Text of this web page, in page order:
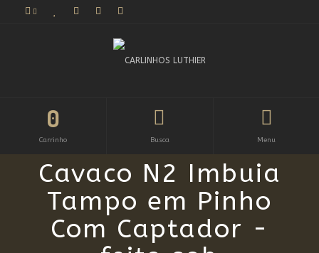
Menu
Busca
0
Carrinho
Cavaco N2 Imbuia
Tampo em Pinho
Com Captador -